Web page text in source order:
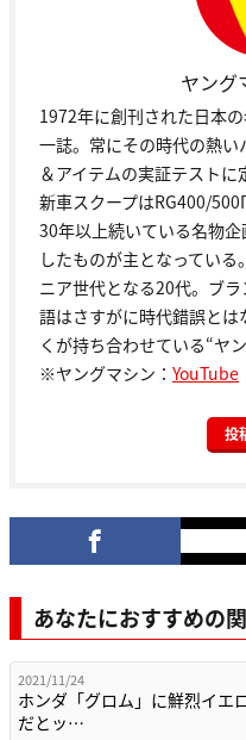
ヤング
1972年に創刊された日本
一誌。常にその時代の熱
＆アイテムの実証テスト
新車スクープはRG400/
30年以上続いている名物
したものが主となってい
ニア世代となる20代。ブ
語はさすがに時代錯誤と
くが持ち合わせている“ヤ
※ヤングマシン： YouTube
投
あなたにおすすめの
2021/11/24
ホンダ「グロム」に鮮烈イエ
だとッ…